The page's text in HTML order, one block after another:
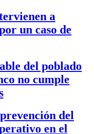
a
un caso de
del poblado
no cumple
del
en el